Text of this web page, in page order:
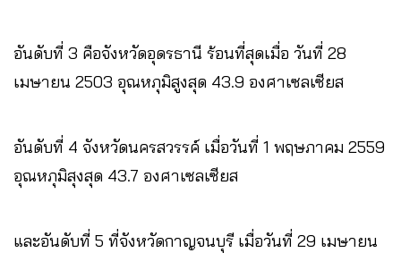
อันดับที่ 3 คือจังหวัดอุดรธานี ร้อนที่สุดเมื่อ วันที่ 28
เมษายน 2503 อุณหภุมิสูงสุด 43.9 องศาเซลเซียส
อันดับที่ 4 จังหวัดนครสวรรค์ เมื่อวันที่ 1 พฤษภาคม 2559
อุณหภุมิสุงสุด 43.7 องศาเซลเซียส
และอันดับที่ 5 ที่จังหวัดกาญจนบุรี เมื่อวันที่ 29 เมษายน